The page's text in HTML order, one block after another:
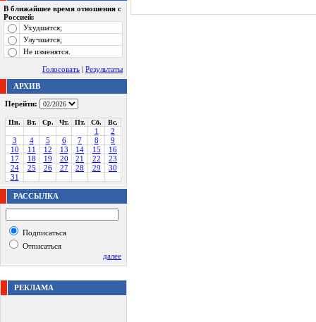
В ближайшее время отношения с
Россией:
Ухудшатся;
Улучшатся;
Не изменятся.
Голосовать | Результаты
АРХИВ
Перейти:
Пн. Вт. Ср. Чт. Пт. Сб. Вс.
1
2
3
4 5 6 7 8
9
10
11 12 13 14 15
16
17
18 19 20 21 22
23
24
25 26 27 28 29
30
31
РАССЫЛКА
Подписаться
Отписаться
далее
РЕКЛАМА